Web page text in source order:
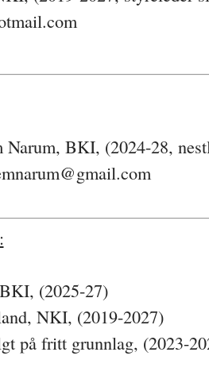
Narum, BKI, (2024-28,
(2025-27)
, NKI, (2019-2027)
på fritt grunnlag, (2023-